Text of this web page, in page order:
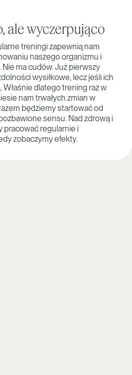
ale wyczerpująco
treningi zapewnią nam
naszego organizmu i
ma cudów. Już pierwszy
wysiłkowe, lecz jeśli ich
Właśnie dlatego trening raz w
nam trwałych zmian w
będziemy startować od
sensu. Nad zdrową i
pracować regularnie i
zobaczymy efekty.